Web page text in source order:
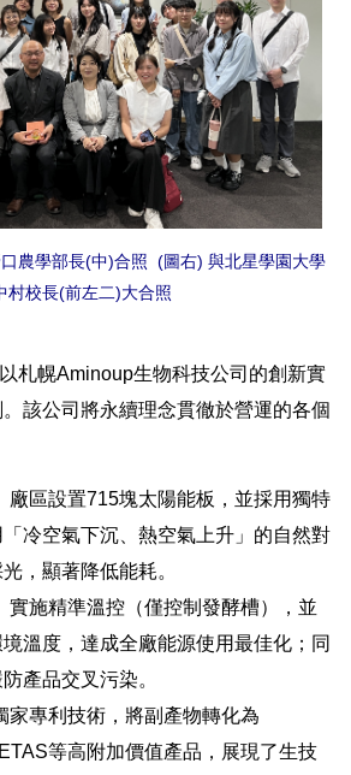
農學部長(中)合照 (圖右) 與北星學園大學
村校長(前左二)大合照
幌Aminoup生物科技公司的創新實
該公司將永續理念貫徹於營運的各個
廠區設置715塊太陽能板，並採用獨特
冷空氣下沉、熱空氣上升」的自然對
，顯著降低能耗。
實施精準溫控（僅控制發酵槽），並
溫度，達成全廠能源使用最佳化；同
產品交叉污染。
家專利技術，將副產物轉化為
等高附加價值產品，展現了生技